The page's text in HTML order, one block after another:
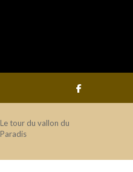
Le tour du vallon du
Paradis